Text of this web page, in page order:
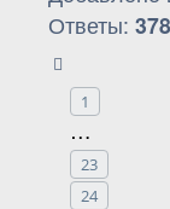
Ответы: 378
1
…
23
24